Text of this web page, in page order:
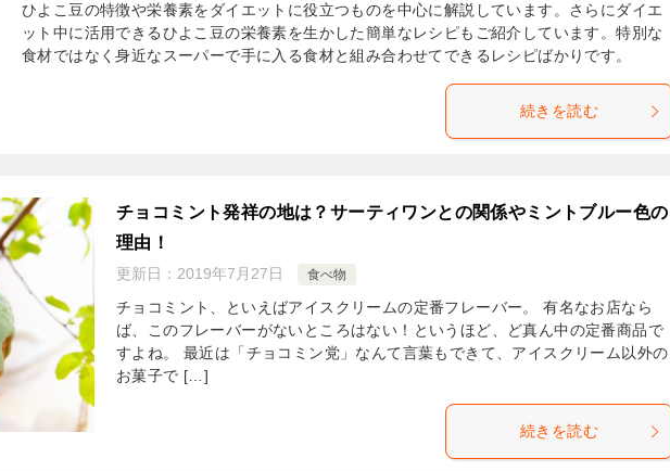
ひよこ豆の特徴や栄養素をダイエットに役立つものを中心に解説しています。さらにダイエ
ット中に活用できるひよこ豆の栄養素を生かした簡単なレシピもご紹介しています。特別な
食材ではなく身近なスーパーで手に入る食材と組み合わせてできるレシピばかりです。
続きを読む
チョコミント発祥の地は？サーティワンとの関係やミントブルー色の
理由！
更新日： 2019年7月27日 食べ物
チョコミント、といえばアイスクリームの定番フレーバー。 有名なお店なら
ば、このフレーバーがないところはない！というほど、ど真ん中の定番商品で
すよね。 最近は「チョコミン党」なんて言葉もできて、アイスクリーム以外の
お菓子で […]
続きを読む